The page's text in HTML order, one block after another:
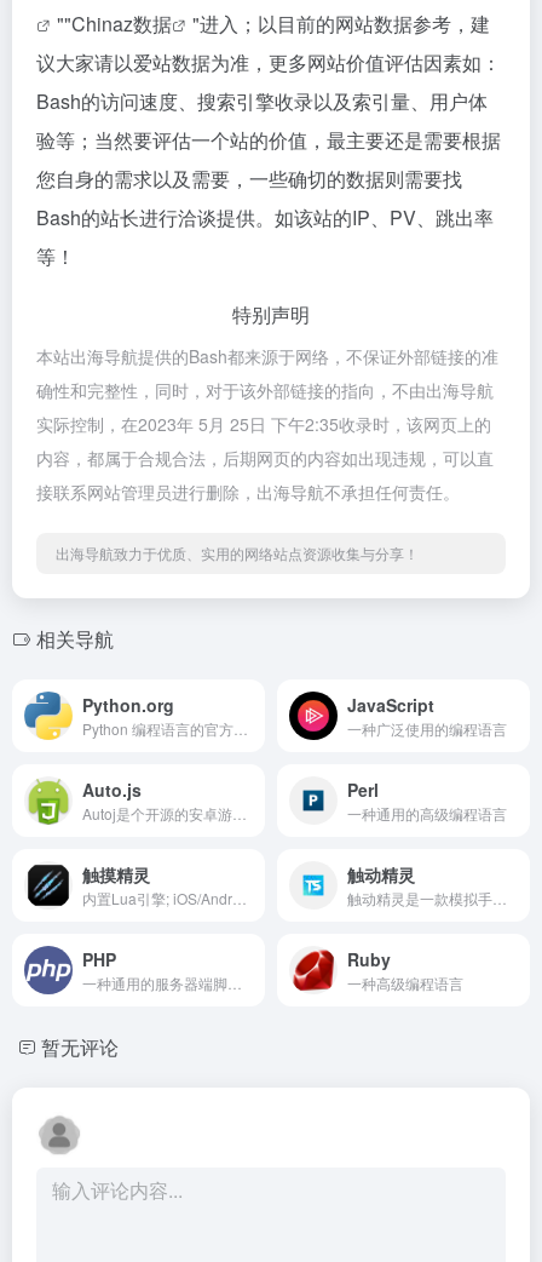
""Chinaz数据
"进入；以目前的网站数据参考，建
议大家请以爱站数据为准，更多网站价值评估因素如：
Bash的访问速度、搜索引擎收录以及索引量、用户体
验等；当然要评估一个站的价值，最主要还是需要根据
您自身的需求以及需要，一些确切的数据则需要找
Bash的站长进行洽谈提供。如该站的IP、PV、跳出率
等！
特别声明
本站出海导航提供的Bash都来源于网络，不保证外部链接的准
确性和完整性，同时，对于该外部链接的指向，不由出海导航
实际控制，在2023年 5月 25日 下午2:35收录时，该网页上的
内容，都属于合规合法，后期网页的内容如出现违规，可以直
接联系网站管理员进行删除，出海导航不承担任何责任。
出海导航致力于优质、实用的网络站点资源收集与分享！
相关导航
Python.org JavaScript
一种广泛使用的编程语言
Auto.js Perl
一种通用的高级编程语言
触摸精灵 触动精灵
PHP Ruby
一种高级编程语言
暂无评论